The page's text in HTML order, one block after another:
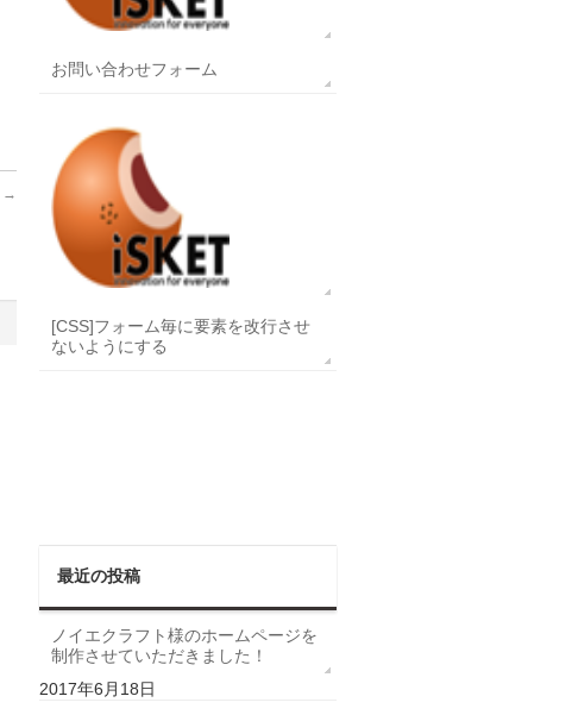
→
お問い合わせフォーム
[CSS]フォーム毎に要素を改行させ
ないようにする
最近の投稿
ノイエクラフト様のホームページを
制作させていただきました！
2017年6月18日